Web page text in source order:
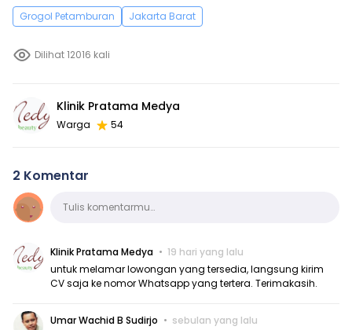
Grogol Petamburan Jakarta Barat
Dilihat 12016 kali
Klinik Pratama Medya
Warga 54
2 Komentar
KomentarTulis komentarmu…
Klinik Pratama Medya
19 hari yang lalu
untuk melamar lowongan yang tersedia, langsung kirim
CV saja ke nomor Whatsapp yang tertera. Terimakasih.
Umar Wachid B Sudirjo
sebulan yang lalu